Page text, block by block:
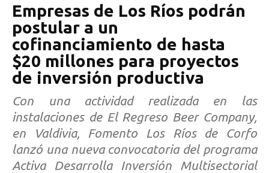
Empresas de Los Ríos podrán
postular a un
cofinanciamiento de hasta
$20 millones para proyectos
de inversión productiva
Con una actividad realizada en las
instalaciones de El Regreso Beer Company,
en Valdivia, Fomento Los Ríos de Corfo
lanzó una nueva convocatoria del programa
Activa Desarrolla Inversión Multisectorial